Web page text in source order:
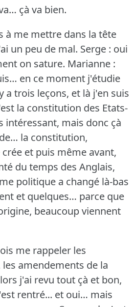
çà va bien.
à me mettre dans la tête
un peu de mal. Serge : oui
on sature. Marianne :
en ce moment j'étudie
a trois leçons, et là j'en suis
la constitution des Etats-
intéressant, mais donc çà
la constitution,
et puis même avant,
du temps des Anglais,
politique a changé là-bas
et quelques… parce que
beaucoup viennent
me rappeler les
amendements de la
j'ai revu tout çà et bon,
rentré... et oui… mais